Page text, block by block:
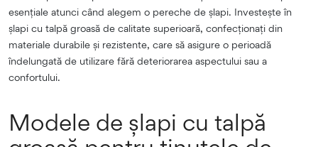
esențiale atunci când alegem o pereche de șlapi. Investește în
șlapi cu talpă groasă de calitate superioară, confecționați din
materiale durabile și rezistente, care să asigure o perioadă
îndelungată de utilizare fără deteriorarea aspectului sau a
confortului.
Modele de șlapi cu talpă